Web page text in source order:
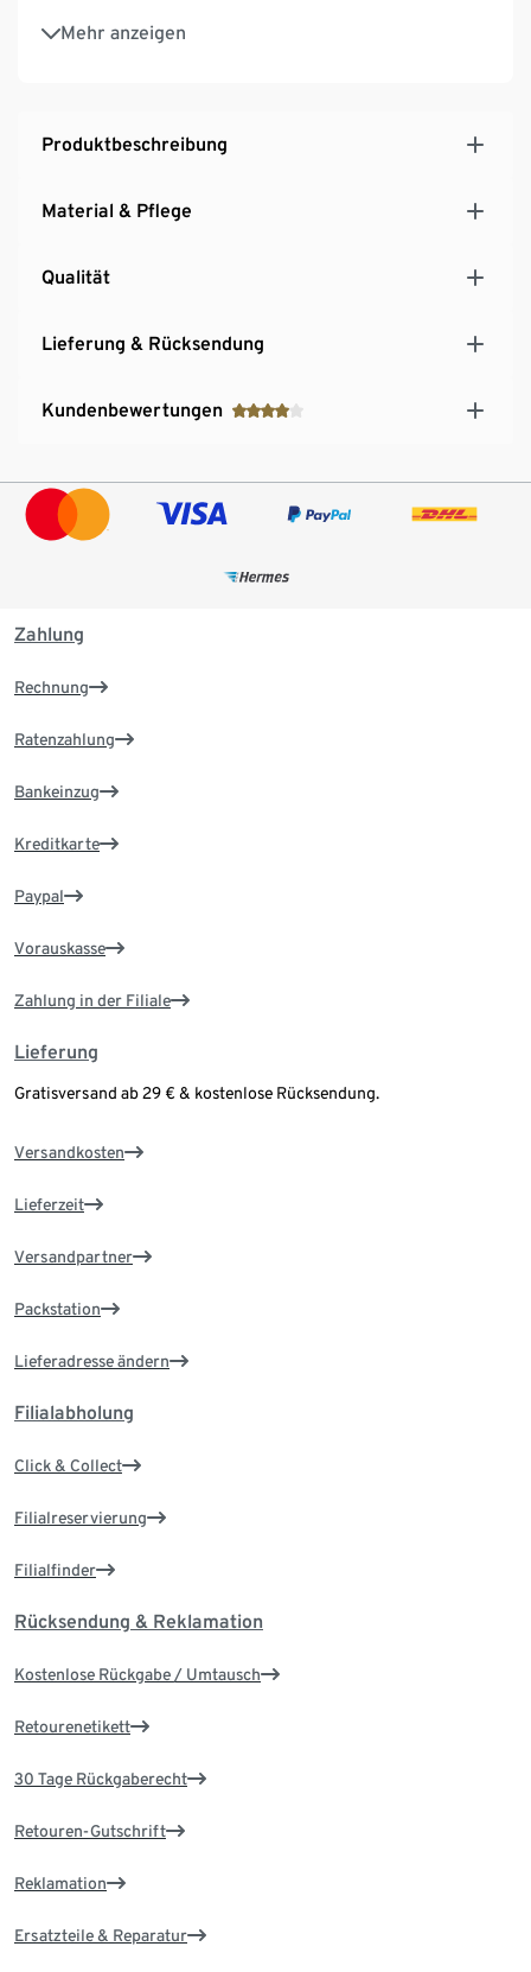
Mehr anzeigen
Mit Elasthan: formbeständig, perfekter Sitz, hoher
Tragekomfort
Produktbeschreibung
Material & Pflege
Qualität
Lieferung & Rücksendung
Kundenbewertungen
Zahlung
Rechnung
Ratenzahlung
Bankeinzug
Kreditkarte
Paypal
Vorauskasse
Zahlung in der Filiale
Lieferung
Gratisversand ab 29 € & kostenlose Rücksendung.
Versandkosten
Lieferzeit
Versandpartner
Packstation
Lieferadresse ändern
Filialabholung
Click & Collect
Filialreservierung
Filialfinder
Rücksendung & Reklamation
Kostenlose Rückgabe / Umtausch
Retourenetikett
30 Tage Rückgaberecht
Retouren-Gutschrift
Reklamation
Ersatzteile & Reparatur